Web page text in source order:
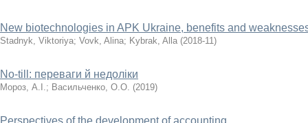
New biotechnologies in APK Ukraine, benefits and
Stadnyk, Viktoriya; Vovk, Alina; Kybrak, Alla (2018-11)
No-till: переваги й недоліки
Мороз, А.І.; Васильченко, О.О. (2019)
Perspectives of the development of accounting